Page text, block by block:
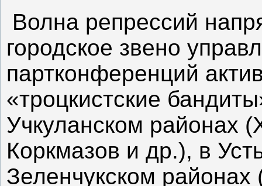
Волна репрессий
городское звено
партконференций
«троцкистские
Учкуланском районах
Коркмазов и др.), в
Зеленчукском